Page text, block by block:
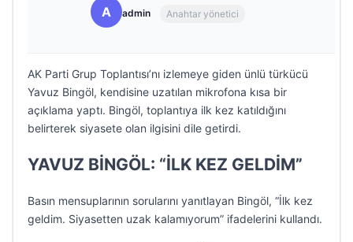
A admin Anahtar yönetici
AK Parti Grup Toplantısı’nı izlemeye giden ünlü türkücü
Yavuz Bingöl, kendisine uzatılan mikrofona kısa bir
açıklama yaptı. Bingöl, toplantıya ilk kez katıldığını
belirterek siyasete olan ilgisini dile getirdi.
YAVUZ BİNGÖL: “İLK KEZ GELDİM”
Basın mensuplarının sorularını yanıtlayan Bingöl, “İlk kez
geldim. Siyasetten uzak kalamıyorum” ifadelerini kullandı.